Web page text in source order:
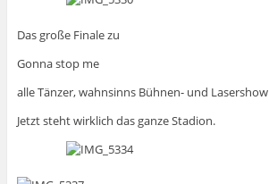
Das große Finale zu
Gonna stop me
alle Tänzer, wahnsinns Bühnen- und Lasershow
Jetzt steht wirklich das ganze Stadion.